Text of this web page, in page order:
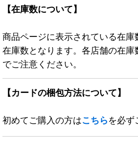
【在庫数について】
商品ページに表示されている在
在庫数となります。各店舗の在
でご注意ください。
【カードの梱包方法について】
初めてご購入の方はこちらを必ず